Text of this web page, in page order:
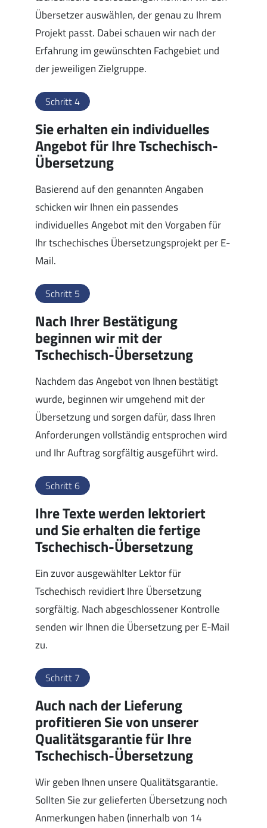
Übersetzer auswählen, der genau zu Ihrem
Projekt passt. Dabei schauen wir nach der
Erfahrung im gewünschten Fachgebiet und
der jeweiligen Zielgruppe.
Schritt 4
Sie erhalten ein individuelles
Angebot für Ihre Tschechisch-
Übersetzung
Basierend auf den genannten Angaben
schicken wir Ihnen ein passendes
individuelles Angebot mit den Vorgaben für
Ihr tschechisches Übersetzungsprojekt per E-
Mail.
Schritt 5
Nach Ihrer Bestätigung
beginnen wir mit der
Tschechisch-Übersetzung
Nachdem das Angebot von Ihnen bestätigt
wurde, beginnen wir umgehend mit der
Übersetzung und sorgen dafür, dass Ihren
Anforderungen vollständig entsprochen wird
und Ihr Auftrag sorgfältig ausgeführt wird.
Schritt 6
Ihre Texte werden lektoriert
und Sie erhalten die fertige
Tschechisch-Übersetzung
Ein zuvor ausgewählter Lektor für
Tschechisch revidiert Ihre Übersetzung
sorgfältig. Nach abgeschlossener Kontrolle
senden wir Ihnen die Übersetzung per E-Mail
zu.
Schritt 7
Auch nach der Lieferung
profitieren Sie von unserer
Qualitätsgarantie für Ihre
Tschechisch-Übersetzung
Wir geben Ihnen unsere Qualitätsgarantie.
Sollten Sie zur gelieferten Übersetzung noch
Anmerkungen haben (innerhalb von 14